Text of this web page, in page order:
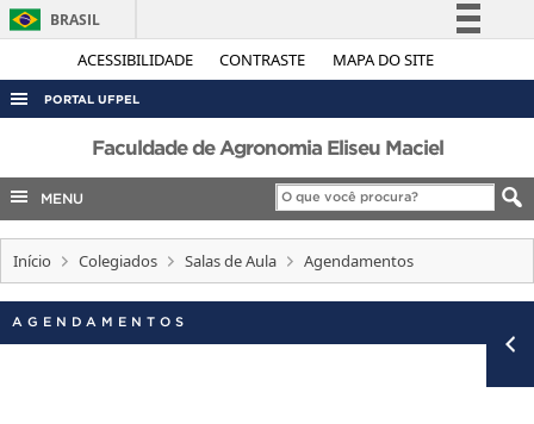
ACESSIBILIDADE CONTRASTE MAPA DO SITE
BRASIL
Simplifique!
Legislação
Canais
PORTAL UFPEL
ACESSO À INFORMAÇÃO
AUDITORIA
COBALTO
CONCURSOS
EDITAIS
INTERNACIONAL
Faculdade de Agronomia Eliseu Maciel
MENU
Início Colegiados Salas de Aula Agendamentos
AGENDAMENTOS